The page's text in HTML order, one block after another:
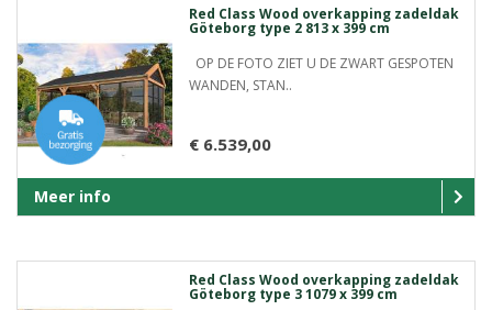
Red Class Wood overkapping zadeldak
Göteborg type 2 813 x 399 cm
OP DE FOTO ZIET U DE ZWART GESPOTEN
WANDEN, STAN..
€ 6.539,00
Meer info
Red Class Wood overkapping zadeldak
Göteborg type 3 1079 x 399 cm